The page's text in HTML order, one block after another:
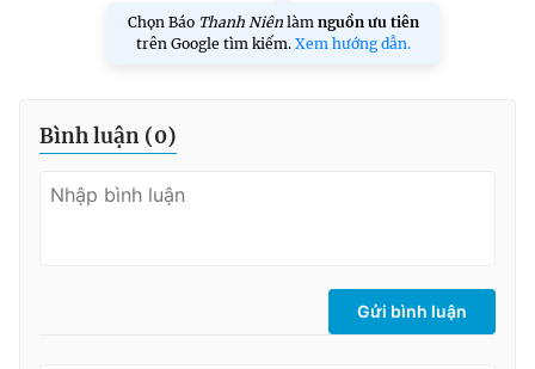
Chọn Báo Thanh Niên làm nguồn ưu tiên
trên Google tìm kiếm. Xem hướng dẫn.
Bình luận (0)
Gửi bình luận